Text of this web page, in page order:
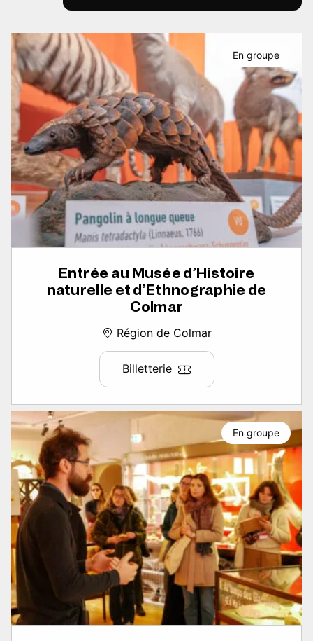
Entrée au Musée d’Histoire
naturelle et d’Ethnographie de
Colmar
Région de Colmar
Billetterie
En groupe
En groupe